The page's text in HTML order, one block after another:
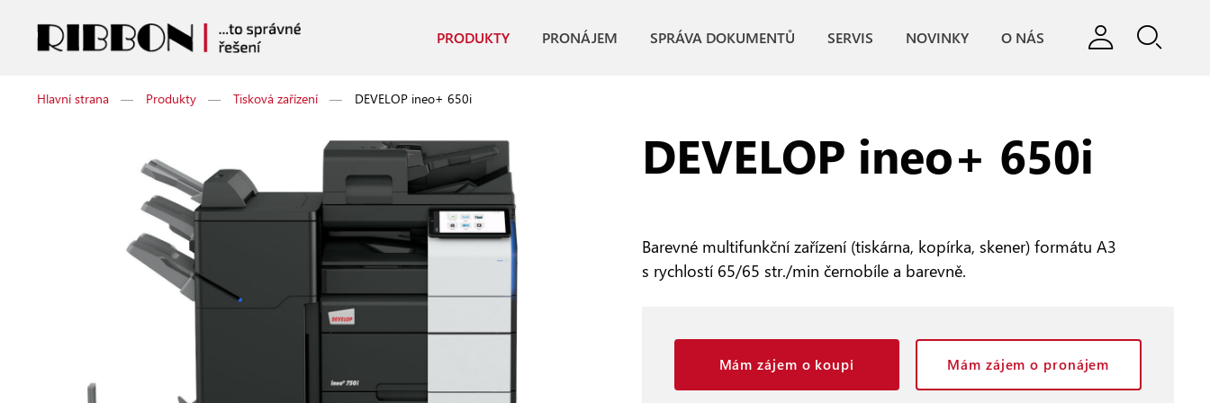
PRODUKTY PRONÁJEM SPRÁVA DOKUMENTŮ SERVIS NOVINKY O NÁS
Hlavní strana — Produkty — Tisková zařízení — DEVELOP ineo+ 650i
DEVELOP ineo+ 650i
Barevné multifunkční zařízení (tiskárna, kopírka, skener) formátu A3
s rychlostí 65/65 str./min černobíle a barevně.
Mám zájem o koupi Mám zájem o pronájem